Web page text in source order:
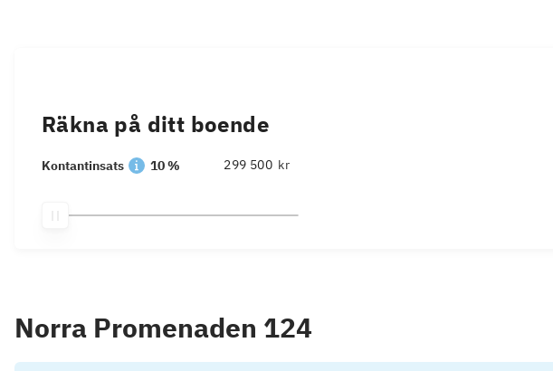
Räkna på ditt boende
Kontantinsats 10 % kr
Norra Promenaden 124